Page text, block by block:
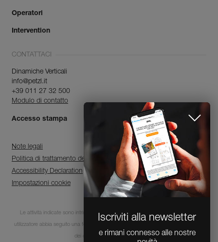
Iscriviti alla newsletter
e rimani connesso alle nostre
Operatori
Intervention
CONTATTACI
Dinamiche Verticali
info@petzl.it
+39 011 27 32 500
Modulo di contatto
Accesso stampa
Note legali
Politica di trattamento dei dati personali e di gestione dei cookie
Accessibility Declaration
Impostazioni cookie
Le attività indicate sono intrinsecamente pericolose. È indispensabile che ogni
utilizzatore abbia seguito una formazione e disponga delle competenze per l’utilizzo
dei dispositivi in queste attività.